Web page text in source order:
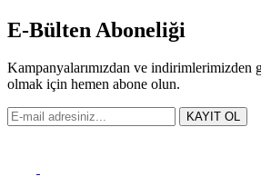
E-Bülten Aboneliği
Kampanyalarımızdan ve indirimlerimizden
olmak için hemen abone olun.
KAYIT OL